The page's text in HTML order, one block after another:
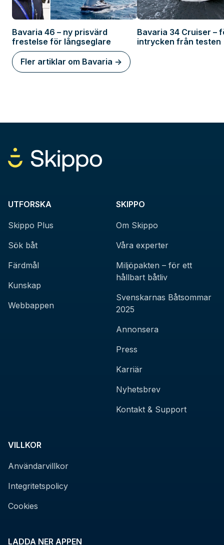
Bavaria 46 – ny prisvärd
frestelse för långseglare
Bavaria 34 Cruiser –
intrycken från testen
Fler artiklar om Bavaria ->
LADDA NER APPEN
UTFORSKA
Skippo Plus
Sök båt
Färdmål
Kunskap
Webbappen
SKIPPO
Om Skippo
Våra experter
Miljöpakten – för ett
hållbart båtliv
Svenskarnas Båtsommar
2025
Annonsera
Press
Karriär
Nyhetsbrev
Kontakt & Support
VILLKOR
Användarvillkor
Integritetspolicy
Cookies